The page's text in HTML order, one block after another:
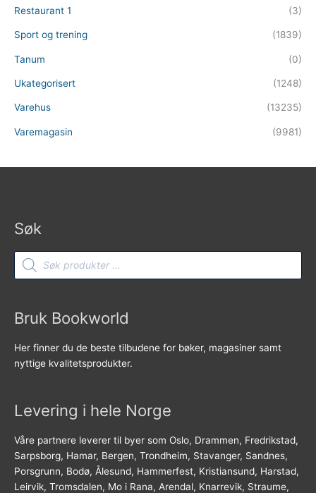
Restaurant 1 (3)
Sport og trening (1839)
Tanum (0)
Ukategorisert (1248)
Varehus (13235)
Varemagasin (9981)
Søk
Products
search
Bruk Bookworld
Her finner du de beste tilbudene for bøker, magasiner samt
nyttige kvalitetsprodukter.
Levering i hele Norge
Våre partnere leverer til byer som Oslo, Drammen, Fredrikstad,
Sarpsborg, Hamar, Bergen, Trondheim, Stavanger, Sandnes,
Porsgrunn, Bodø, Ålesund, Hammerfest, Kristiansund, Harstad,
Leirvik, Tromsdalen, Mo i Rana, Arendal, Knarrevik, Straume,